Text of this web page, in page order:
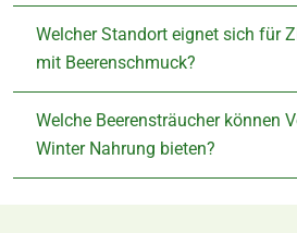
Welcher Standort eignet sich für
mit Beerenschmuck?
Welche Beerensträucher können
Winter Nahrung bieten?